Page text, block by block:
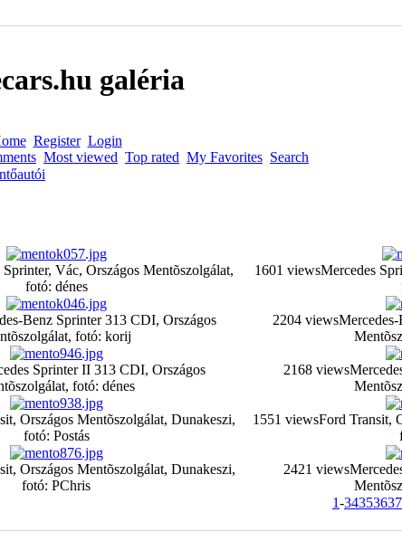
galéria
Register Login
Most viewed Top rated My Favorites Search
Sprinter, Vác, Országos Mentõszolgálat,
fotó: dénes
1601 viewsMercedes
Benz Sprinter 313 CDI, Országos
fotó: korij
2204 views
Sprinter II 313 CDI, Országos
fotó: dénes
2168 views
Országos Mentõszolgálat, Dunakeszi,
fotó: Postás
1551 viewsFord Transit,
Országos Mentõszolgálat, Dunakeszi,
fotó: PChris
2421 views
1-34353637